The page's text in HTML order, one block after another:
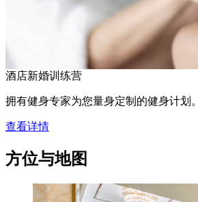
酒店新婚训练营
拥有健身专家为您量身定制的健身计划
查看详情
方位与地图